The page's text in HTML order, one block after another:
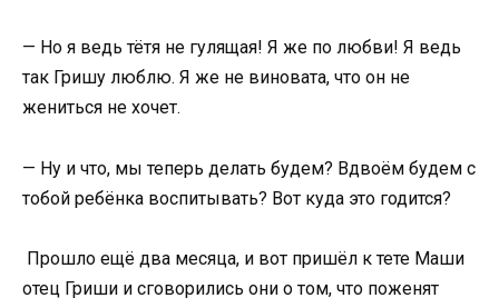
— Но я ведь тётя не гулящая! Я же по любви! Я ведь
так Гришу люблю. Я же не виновата, что он не
жениться не хочет.
— Ну и что, мы теперь делать будем? Вдвоём будем с
тобой ребёнка воспитывать? Вот куда это годится?
Прошло ещё два месяца, и вот пришёл к тете Маши
отец Гриши и сговорились они о том, что поженят